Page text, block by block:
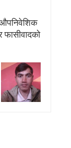
फासीवादको